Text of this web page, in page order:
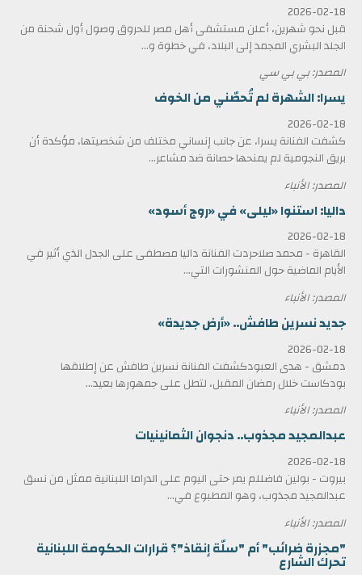
2026-02-18
قبل نحو شهرين، أعلن مستشفى أهل مصر للحروق وصول أول شحنة من
الجلد البشري المجمد إلى البلاد، في خطوة و...
المصدر: بي بي سي
يسرا: الشهرة لم تُحصّني من الخوف
2026-02-18
كشفت الفنانة يسرا، عن جانب إنساني مختلف من شخصيتها، مؤكدة أن
بريق النجومية لم يمنحها حصانة ضد مشاعر...
المصدر: الأنباء
داليا: استنوا «ليلى» في «روج أسود»
2026-02-18
القاهرة - محمد صلاحردت الفنانة داليا مصطفى على الجدل الذي أثير في
الأيام الماضية حول المنشورات التي...
المصدر: الأنباء
جديد نسرين طافش.. «أرض جديدة»
2026-02-18
دمشق - هدى العبودكشفت الفنانة نسرين طافش عن إطلاقها
بودكاست خلال رمضان المقبل، لتطل على جمهورها بعيد...
المصدر: الأنباء
عبدالمجيد مجذوب.. دنجوان الثمانينيات
2026-02-18
بيروت - بولين فاضللم يمر حتى اليوم على الدراما اللبنانية ممثل من نسق
عبدالمجيد مجذوب، وهو المطبوع في...
المصدر: الأنباء
"مجزرة ضرائب" أم "سلّة إنقاذ"؟ قرارات الحكومة اللبنانية
تحرك الشارع